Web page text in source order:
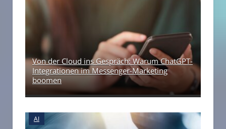
Von der Cloud ins Gespräch: Warum ChatGPT-
Integrationen im Messenger-Marketing
boomen
AI